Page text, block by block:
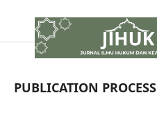
PUBLICATION PROCESS